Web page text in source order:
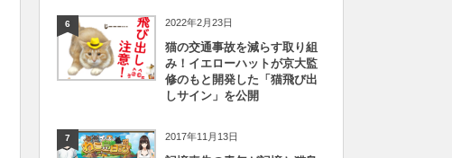
6 2022年2月23日
猫の交通事故を減らす取り組
み！イエローハットが京大監
修のもと開発した「猫飛び出
しサイン」を公開
7 2017年11月13日